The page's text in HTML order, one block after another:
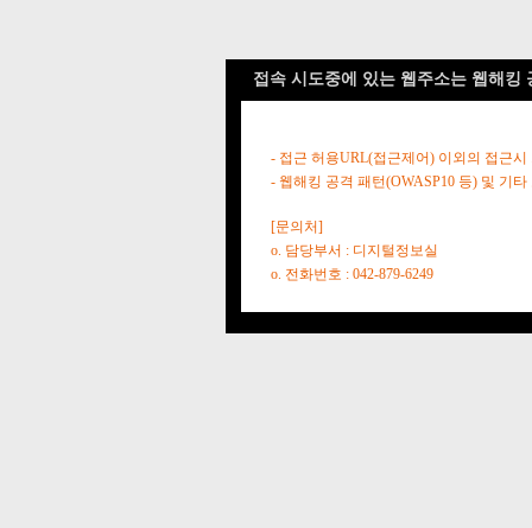
접속 시도중에 있는 웹주소는 웹해킹
- 접근 허용URL(접근제어) 이외의 접근시
- 웹해킹 공격 패턴(OWASP10 등) 및 기
[문의처]
o. 담당부서 : 디지털정보실
o. 전화번호 : 042-879-6249